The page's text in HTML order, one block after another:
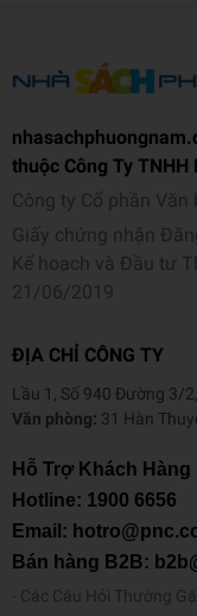
thuộc Công Ty
Công ty Cổ phần
Giấy chứng nhận
Kế hoạch và Đầu tư
21/06/2019
ĐỊA CHỈ CÔNG TY
Lầu 1, Số 940 Đường 3/
Văn phòng: 31 Hàn
Hỗ Trợ Khách Hàng
Hotline: 1900 6656
Email:
Bán hàng B2B:
Các Câu Hỏi Thường